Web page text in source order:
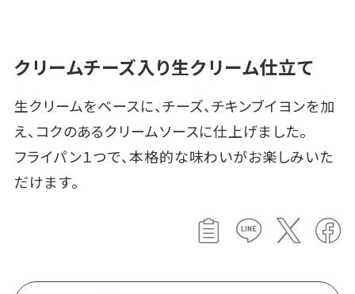
クリームチーズ入り生クリーム仕立て
生クリームをベースに、チーズ、チキンブイヨンを加
え、コクのあるクリームソースに仕上げました。
フライパン１つで、本格的な味わいがお楽しみいた
だけます。